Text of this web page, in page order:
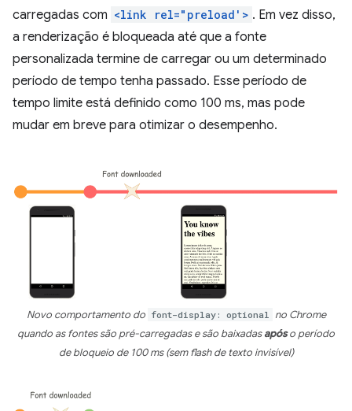
carregadas com <link rel="preload'> . Em vez disso,
a renderização é bloqueada até que a fonte
personalizada termine de carregar ou um determinado
período de tempo tenha passado. Esse período de
tempo limite está definido como 100 ms, mas pode
mudar em breve para otimizar o desempenho.
Novo comportamento do font-display: optional no Chrome
quando as fontes são pré-carregadas e são baixadasapóso período
de bloqueio de 100 ms (sem flash de texto invisível)